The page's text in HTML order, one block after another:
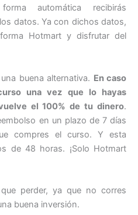
automática recibirás
datos. Ya con dichos datos,
Hotmart y disfrutar del
buena alternativa. En caso
una vez que lo hayas
el 100% de tu dinero.
en un plazo de 7 días
compres el curso. Y esta
de 48 horas. ¡Solo Hotmart
perder, ya que no corres
buena inversión.